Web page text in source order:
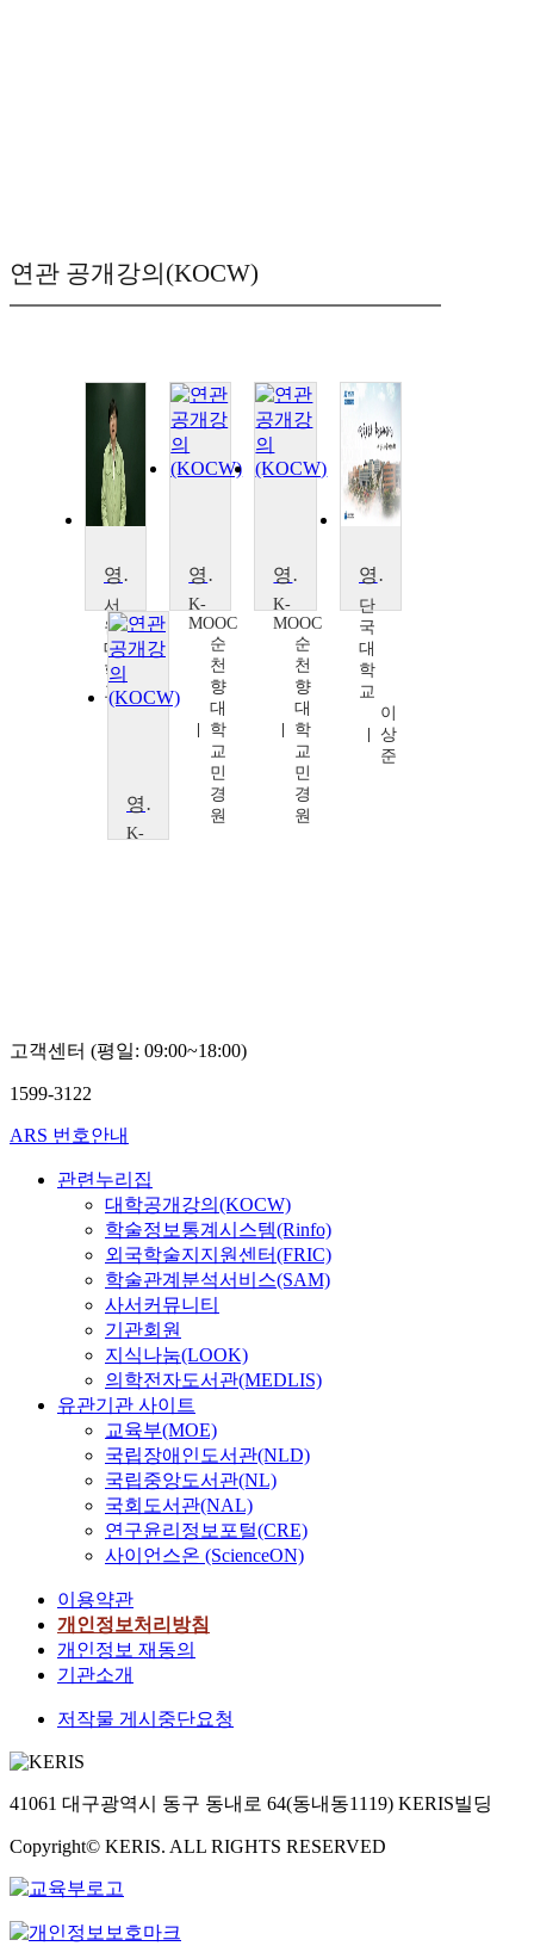
연관 공개강의(KOCW)
영화의 이해
서
원
대
학
교
영화의 이해
K-
MOOC
순
천
향
대
학
교
민
경
원
영화의 이해
K-
MOOC
순
천
향
대
학
교
민
경
원
영화와 현대사회
단
국
대
학
교
이
상
준
영화로 이해하는 불안과 공포
K-
고객센터 (평일: 09:00~18:00)
1599-3122
ARS 번호안내
관련누리집
대학공개강의(KOCW)
학술정보통계시스템(Rinfo)
외국학술지지원센터(FRIC)
학술관계분석서비스(SAM)
사서커뮤니티
기관회원
지식나눔(LOOK)
의학전자도서관(MEDLIS)
유관기관 사이트
교육부(MOE)
국립장애인도서관(NLD)
국립중앙도서관(NL)
국회도서관(NAL)
연구윤리정보포털(CRE)
사이언스온 (ScienceON)
이용약관
개인정보처리방침
개인정보 재동의
기관소개
저작물 게시중단요청
41061 대구광역시 동구 동내로 64(동내동1119) KERIS빌딩
Copyright© KERIS. ALL RIGHTS RESERVED